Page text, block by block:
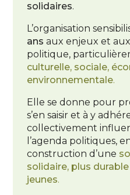
solidaires.
L’organisation
ans aux enjeux et
politique,
culturelle, sociale,
environnementale.
Elle se donne pour
s’en saisir et à y
collectivement
l’agenda politiques,
construction d’une
solidaire, plus
jeunes.